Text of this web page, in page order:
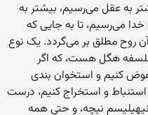
به عقل می‌رسیم، بیشتر به
می‌رسیم، تا به جایی که
روح مطلق بر می‌گردد. یک نوع
فلسفه هگل هست، که اگر
کنیم و استخوان بندی
و استخراج کنیم، درست
نیچه، و حتی همه